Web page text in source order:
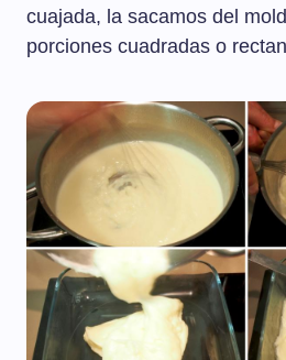
cuajada, la sacamos del
porciones cuadradas o